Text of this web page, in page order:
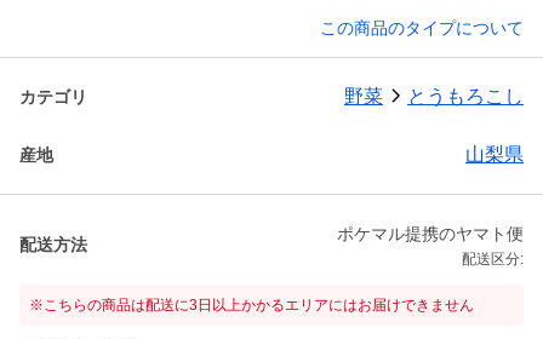
この商品のタイプについて
カテゴリ 野菜 とうもろこし
産地 山梨県
配送方法
ポケマル提携のヤマト便
配送区分:
※こちらの商品は配送に3日以上かかるエリアにはお届けできません